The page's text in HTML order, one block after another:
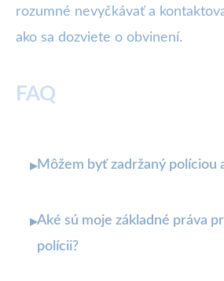
rozumné nevyčkávať a
ako sa dozviete o obvinení.
FAQ
▸Môžem byť zadržaný políciou
▸Aké sú moje základné práva
polícii?